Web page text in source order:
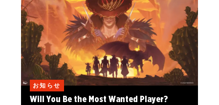
お知らせ
Will You Be the Most Wanted Player?